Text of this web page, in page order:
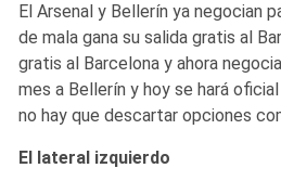
El Arsenal y Bellerín ya negocian
de mala gana su salida gratis al
gratis al Barcelona y ahora
mes a Bellerín y hoy se hará
no hay que descartar opciones
El lateral izquierdo